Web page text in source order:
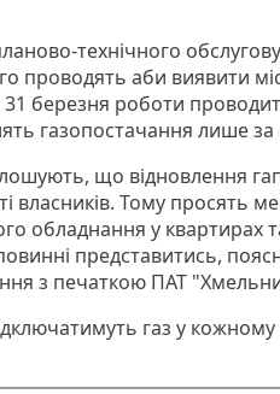
технічного
проводять аби виявити
31 березня роботи
газопостачання лише за
що відновлення
власників. Тому просять
обладнання у квартирах
представитись,
з печаткою ПАТ
газ у